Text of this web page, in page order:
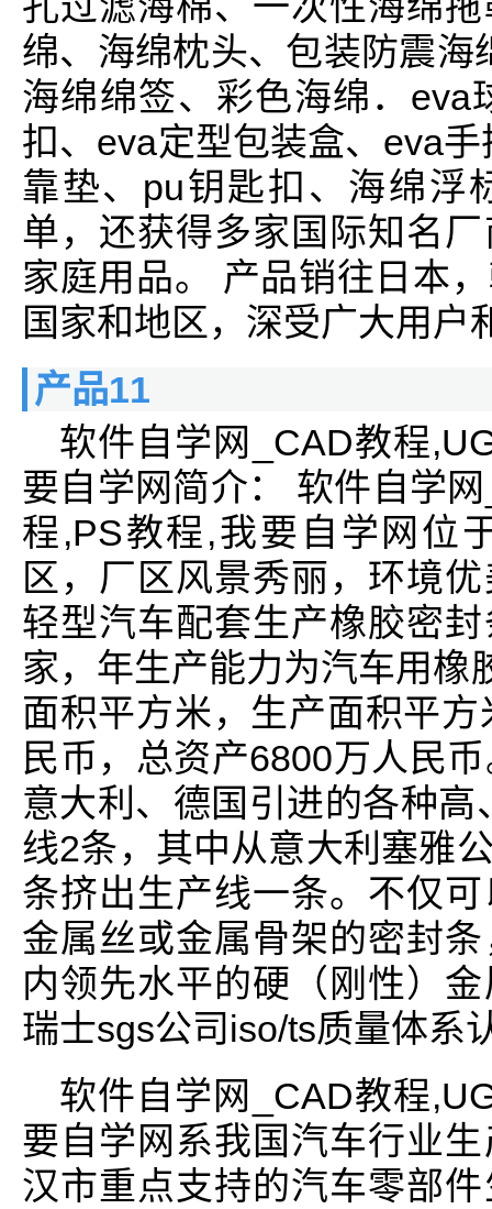
绵、海绵枕头、包装防震
海绵绵签、彩色海绵．eva
扣、eva定型包装盒、eva
靠垫、pu钥匙扣、海绵浮
单，还获得多家国际知名
家庭用品。 产品销往日本
国家和地区，深受广大用户
产品11
软件自学网_CAD教程
要自学网简介： 软件自学
程,PS教程,我要自学网位
区，厂区风景秀丽，环境
轻型汽车配套生产橡胶密
家，年生产能力为汽车用橡
面积平方米，生产面积平
民币，总资产6800万人民
意大利、德国引进的各种
线2条，其中从意大利塞雅
条挤出生产线一条。不仅
金属丝或金属骨架的密封
内领先水平的硬（刚性）
瑞士sgs公司iso/ts质量体系
软件自学网_CAD教程
要自学网系我国汽车行业
汉市重点支持的汽车零部